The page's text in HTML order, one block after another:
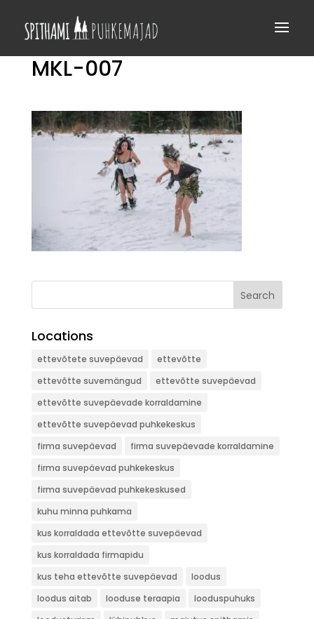
MKL-007
Search
Locations
ettevõtete suvepäevad
ettevõtte
ettevõtte suvemängud
ettevõtte suvepäevad
ettevõtte suvepäevade korraldamine
ettevõtte suvepäevad puhkekeskus
firma suvepäevad
firma suvepäevade korraldamine
firma suvepäevad puhkekeskus
firma suvepäevad puhkekeskused
kuhu minna puhkama
kus korraldada ettevõtte suvepäevad
kus korraldada firmapidu
kus teha ettevõtte suvepäevad
loodus
loodus aitab
looduse teraapia
looduspuhuks